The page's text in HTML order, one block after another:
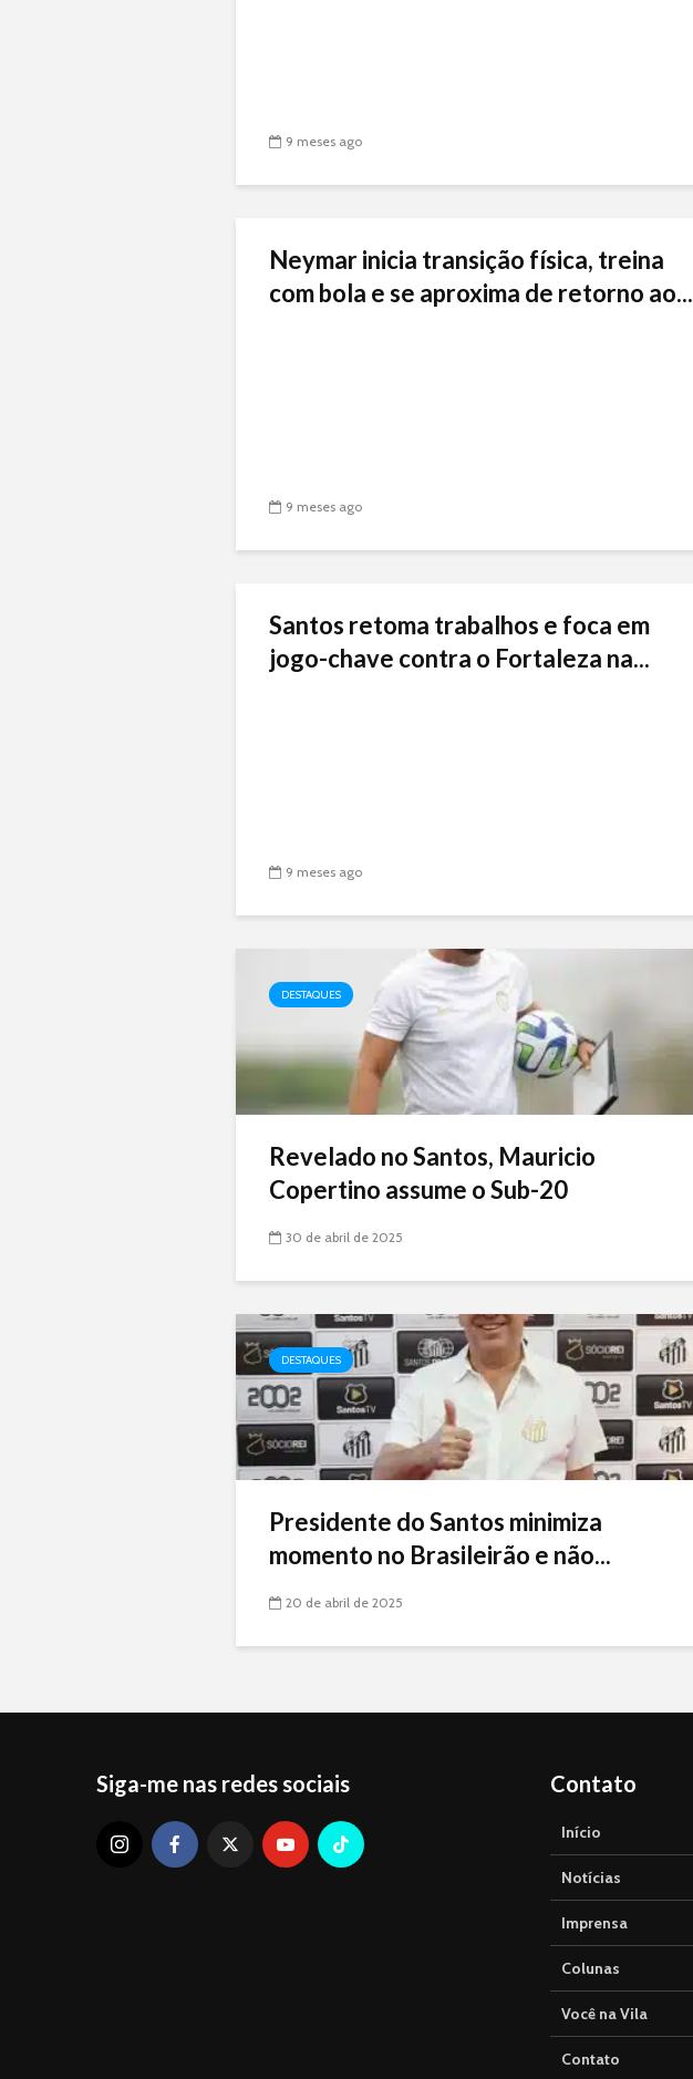
9 meses ago
Neymar inicia transição física, treina
com bola e se aproxima de retorno ao...
9 meses ago
Santos retoma trabalhos e foca em
jogo-chave contra o Fortaleza na...
9 meses ago
DESTAQUES
Revelado no Santos, Mauricio
Copertino assume o Sub-20
30 de abril de 2025
DESTAQUES
Presidente do Santos minimiza
momento no Brasileirão e não...
20 de abril de 2025
Siga-me nas redes sociais Contato
Início
Notícias
Imprensa
Colunas
Você na Vila
Contato